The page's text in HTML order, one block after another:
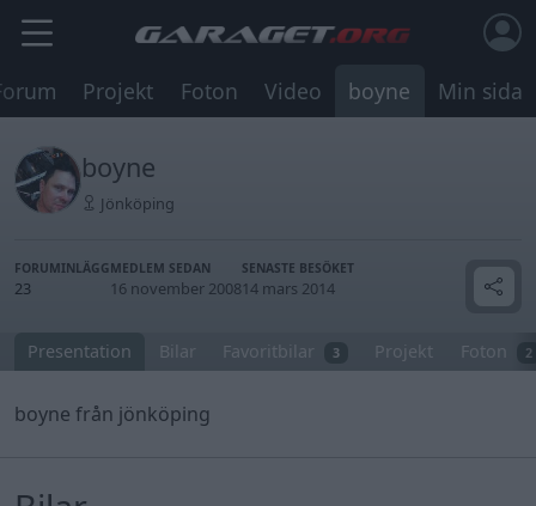
Projekt Foton Video boyne Min sida
boyne
Jönköping
FORUMINLÄGG
23
MEDLEM SEDAN
16 november 2008
SENASTE BESÖKET
14 mars 2014
Presentation Bilar Favoritbilar 3 Projekt Foton 2
boyne från jönköping